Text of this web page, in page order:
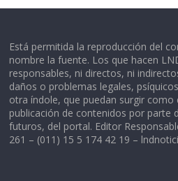
Está permitida la reproducción del
nombre la fuente. Los que hacen
responsables, ni directos, ni
daños o problemas legales,
otra índole, que puedan surgir como
publicación de contenidos por parte
futuros, del portal. Editor
261 – (011) 15 5 174 42 19 –